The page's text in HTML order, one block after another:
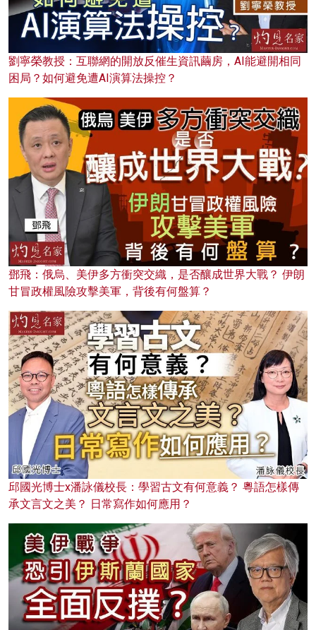
劉寧榮教授：互聯網的開放反催生資訊繭房，AI能避開相同
困局？如何避免遭AI演算法操控？
鄧飛：俄烏、美伊多方衝突交織，是否釀成世界大戰？ 伊朗
甘冒政權風險攻擊美軍，背後有何盤算？
邱國光博士x潘詠儀校長：學習古文有何意義？ 粵語怎樣傳
承文言文之美？ 日常寫作如何應用？